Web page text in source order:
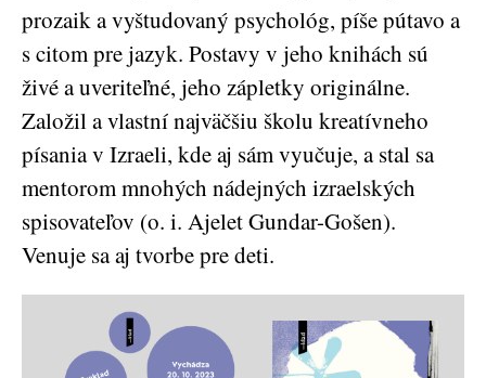
prozaik a vyštudovaný psychológ, píše pútavo a
s citom pre jazyk. Postavy v jeho knihách sú
živé a uveriteľné, jeho zápletky originálne.
Založil a vlastní najväčšiu školu kreatívneho
písania v Izraeli, kde aj sám vyučuje, a stal sa
mentorom mnohých nádejných izraelských
spisovateľov (o. i. Ajelet Gundar-Gošen).
Venuje sa aj tvorbe pre deti.